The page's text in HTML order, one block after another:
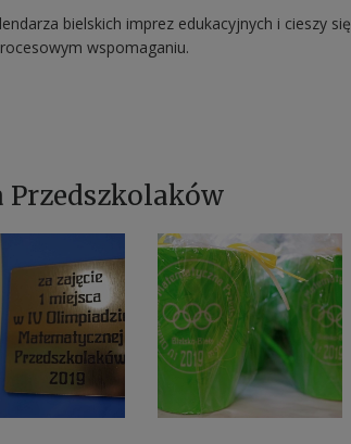
bielskich imprez edukacyjnych i cieszy się
wspomaganiu.